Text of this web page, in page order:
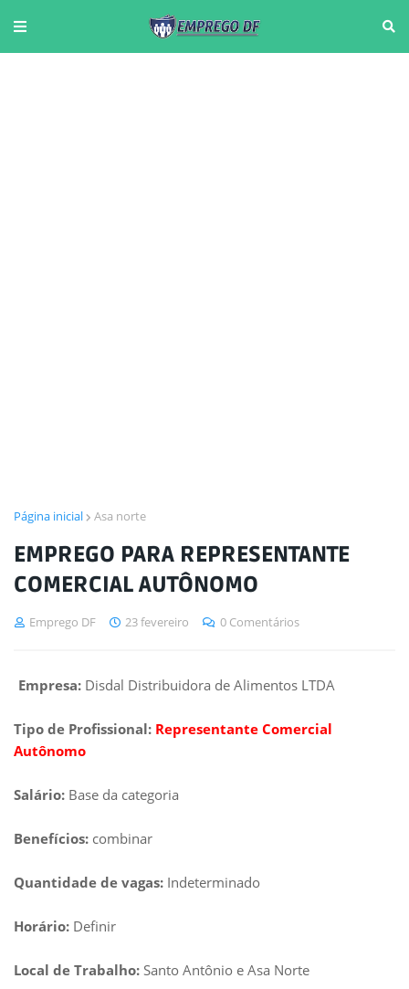
Página inicial Asa norte
EMPREGO PARA REPRESENTANTE
COMERCIAL AUTÔNOMO
Emprego DF 23 fevereiro 0 Comentários
Empresa: Disdal Distribuidora de Alimentos LTDA
Tipo de Profissional: Representante Comercial
Autônomo
Salário: Base da categoria
Benefícios: combinar
Quantidade de vagas: Indeterminado
Horário: Definir
Local de Trabalho: Santo Antônio e Asa Norte